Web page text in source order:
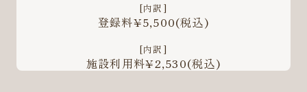
[内訳]
登録料¥5,500(税込)
[内訳]
施設利用料¥2,530(税込)